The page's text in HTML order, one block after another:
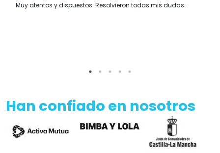
Muy atentos y dispuestos. Resolvieron todas mis dudas.
Han confiado en nosotros